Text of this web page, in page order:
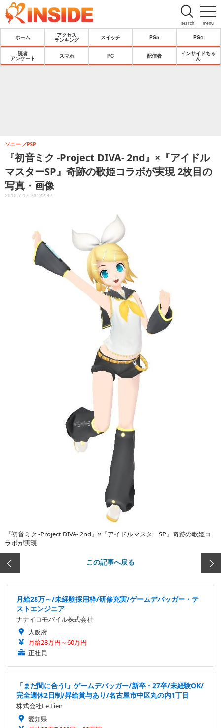
menu
search
ホーム
アクセス
ランキング
スイッチ PS5 PS4
読者
アンケート
スマホ PC 配信者
インサイドちゃ
ん
『初音ミク -Project DIVA- 2nd』×『アイドル
マスターSP』奇跡の歌姫コラボが実現 2枚目の
写真・画像
ソニー PSP
2010.7.17 Sat 22:47
『初音ミク -Project DIVA- 2nd』×『アイドルマスターSP』奇跡の歌姫コ
ラボが実現
この記事へ戻る
月給28万～/未経験採用枠/研修充実/ゲームデバッガー・テ
ストエンジニア
ナナイロモバイル株式会社
大阪府
月給28万円～60万円
正社員
「まだ間に合う!」ゲームデバッガー/新卒・27卒/未経験OK/
完全週休2日制/昇給賞与あり/名古屋市中区丸の内1丁目
株式会社Le Lien
愛知県